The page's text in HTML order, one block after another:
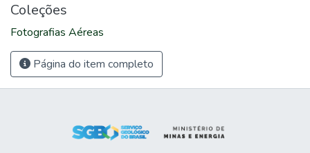
Coleções
Fotografias Aéreas
Página do item completo